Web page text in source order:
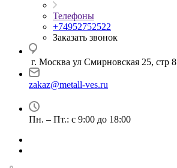
Телефоны
+74952752522
Заказать звонок
г. Москва ул Смирновская 25, стр 8
zakaz@metall-ves.ru
Пн. – Пт.: с 9:00 до 18:00